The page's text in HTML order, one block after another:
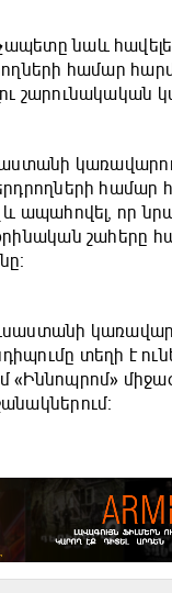
նաև
համար
շարունակական
և ապահովել, որ
շահերը
տեղի է
«Իննոպրոմ»